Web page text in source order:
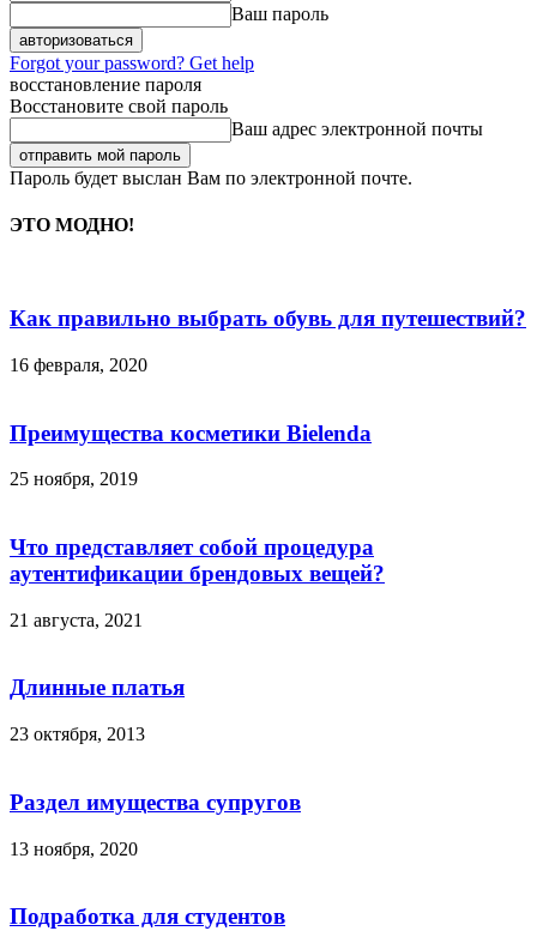
Ваш пароль
Forgot your password? Get help
восстановление пароля
Восстановите свой пароль
Ваш адрес электронной почты
Пароль будет выслан Вам по электронной почте.
ЭТО МОДНО!
Как правильно выбрать обувь для путешествий?
16 февраля, 2020
Преимущества косметики Bielenda
25 ноября, 2019
Что представляет собой процедура
аутентификации брендовых вещей?
21 августа, 2021
Длинные платья
23 октября, 2013
Раздел имущества супругов
13 ноября, 2020
Подработка для студентов